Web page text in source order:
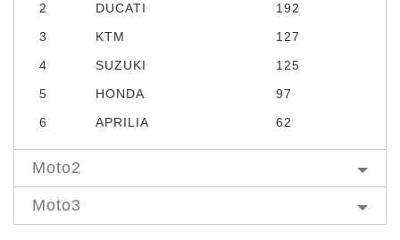
2
DUCATI
192
3
KTM
127
4
SUZUKI
125
5
HONDA
97
6
APRILIA 62
Moto2
Moto3